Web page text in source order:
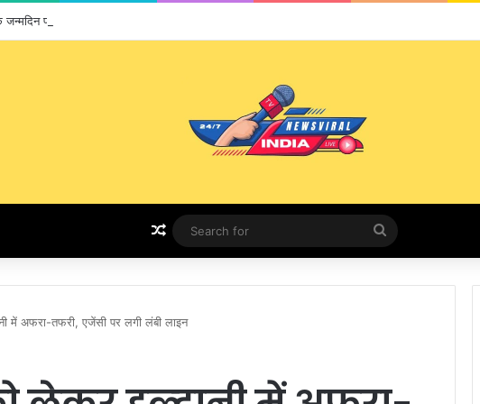
पर प्रदेशभर में सेवा, समर्पण और आस्था का संगम
Random Article
Search
for
में अफरा-तफरी, एजेंसी पर लगी लंबी लाइन